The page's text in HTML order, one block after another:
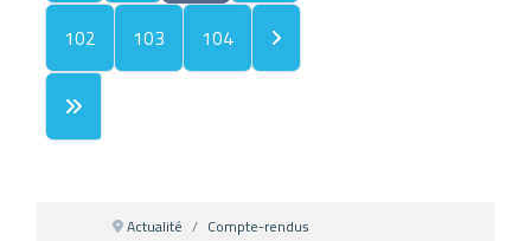
102
103 104
Actualité
Compte-rendus